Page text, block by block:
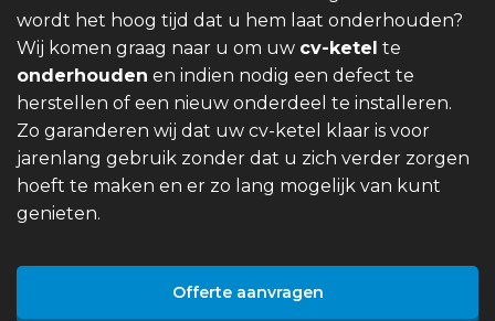
wordt het hoog tijd dat u hem laat onderhouden?
Wij komen graag naar u om uw cv-ketel te
onderhouden en indien nodig een defect te
herstellen of een nieuw onderdeel te installeren.
Zo garanderen wij dat uw cv-ketel klaar is voor
jarenlang gebruik zonder dat u zich verder zorgen
hoeft te maken en er zo lang mogelijk van kunt
genieten.
Offerte aanvragen